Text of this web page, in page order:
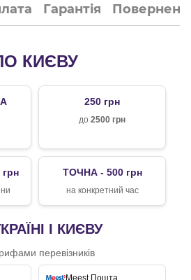
Гарантія
КИЄВУ
250 грн
до 2500 грн
ТОЧНА - 500 грн
на конкретний час
І КИЄВУ
перевізників